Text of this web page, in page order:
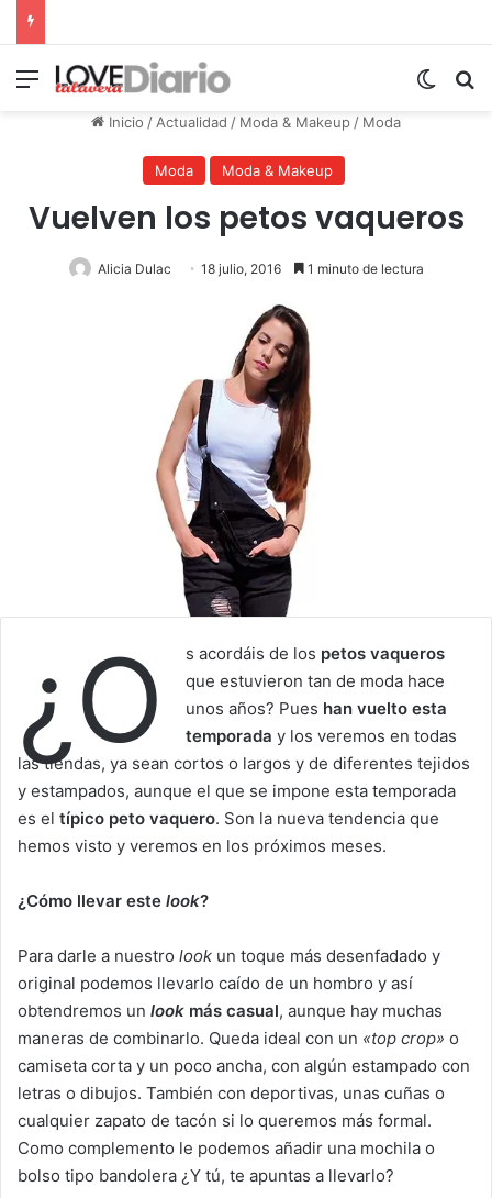
Menú
Inicio /Actualidad / Moda & Makeup/ Moda
Moda Moda & Makeup
Vuelven los petos vaqueros
Alicia Dulac 18 julio, 2016 1 minuto de lectura
¿O s acordáis de los petos vaqueros
que estuvieron tan de moda hace
unos años? Pues han vuelto esta
temporada y los veremos en todas
las tiendas, ya sean cortos o largos y de diferentes tejidos
y estampados, aunque el que se impone esta temporada
es el típico peto vaquero. Son la nueva tendencia que
hemos visto y veremos en los próximos meses.
¿Cómo llevar este look?
Para darle a nuestro look un toque más desenfadado y
original podemos llevarlo caído de un hombro y así
obtendremos un look más casual, aunque hay muchas
maneras de combinarlo. Queda ideal con un «top crop» o
camiseta corta y un poco ancha, con algún estampado con
letras o dibujos. También con deportivas, unas cuñas o
cualquier zapato de tacón si lo queremos más formal.
Como complemento le podemos añadir una mochila o
bolso tipo bandolera ¿Y tú, te apuntas a llevarlo?